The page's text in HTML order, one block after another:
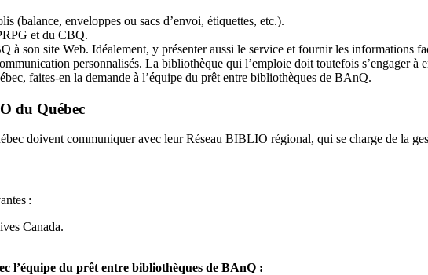
(balance, enveloppes ou sacs d’envoi, étiquettes, etc.).
et du CBQ.
à son site Web. Idéalement, y présenter aussi le service et fournir les informations
personnalisés. La bibliothèque qui l’emploie doit toutefois s’engager à
faites-en la demande à l’équipe du prêt entre bibliothèques de BAnQ.
du Québec
doivent communiquer avec leur Réseau BIBLIO régional, qui se charge de la
:
Canada.
l’équipe du prêt entre bibliothèques de BAnQ :